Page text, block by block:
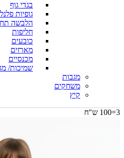
בגדי גוף
גופיות
הלבשה
חליפות
כובעים
מארזים
מכנסיים
שמיכות/
מגבות
משחקים
קיץ
3=100 ש"ח